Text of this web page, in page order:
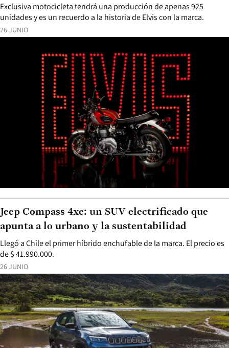
26 JUNIO
Exclusiva motocicleta tendrá una producción de apenas 925
unidades y es un recuerdo a la historia de Elvis con la marca.
26 JUNIO
Llegó a Chile el primer híbrido enchufable de la marca. El precio es
de $ 41.990.000.
Jeep Compass 4xe: un SUV electrificado que
apunta a lo urbano y la sustentabilidad